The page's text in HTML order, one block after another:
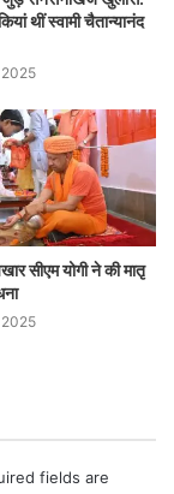
थीं स्वामी चैतान्यानंद
2025
सीएम योगी ने की मातृ
2025
fields are